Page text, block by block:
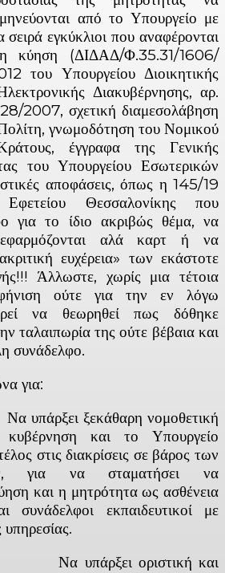
από το Υπουργείο με
σειρά εγκύκλιοι που αναφέρονται
κύηση (ΔΙΔΑΔ/Φ.35.31/1606/
του Υπουργείου Διοικητικής
Διακυβέρνησης, αρ.
2007, σχετική διαμεσολάβηση
γνωμοδότηση του Νομικού
έγγραφα της Γενικής
του Υπουργείου Εσωτερικών
αποφάσεις, όπως η 145/19
Θεσσαλονίκης που
για το ίδιο ακριβώς θέμα, να
αλά καρτ ή να
ευχέρεια» των εκάστοτε
Άλλωστε, χωρίς μια τέτοια
ούτε για την εν λόγω
να θεωρηθεί πως δόθηκε
ταλαιπωρία της ούτε βέβαια και
συνάδελφο.
για:
νομοθετική
και το Υπουργείο
στις διακρίσεις σε βάρος των
για να σταματήσει να
και η μητρότητα ως ασθένεια
συνάδελφοι εκπαιδευτικοί με
υπηρεσίας.
οριστική και